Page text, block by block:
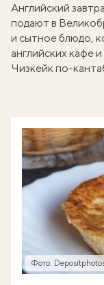
Английский
подают в
и сытное блюдо,
английских кафе и
Чизкейк по-
Фото: